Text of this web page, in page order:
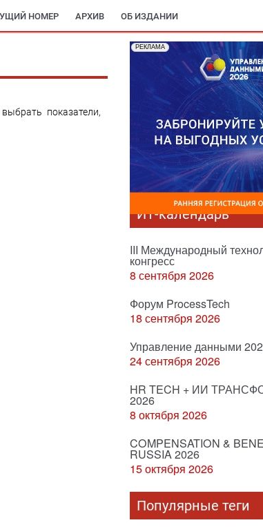
НОМЕР АРХИВ ОБ ИЗДАНИИ
показатели,
РЕКЛАМА
ИТ-календарь
III Международный
конгресс
8 сентября 2026
Форум ProcessTech
18 сентября 2026
Управление данными
24 сентября 2026
HR TECH + ИИ
2026
8 октября 2026
COMPENSATION &
RUSSIA 2026
15 октября 2026
Популярные теги